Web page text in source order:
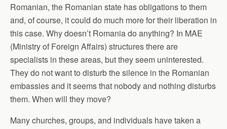
Romanian, the Romanian state has obligations to them
and, of course, it could do much more for their liberation in
this case. Why doesn’t Romania do anything? In MAE
(Ministry of Foreign Affairs) structures there are
specialists in these areas, but they seem uninterested.
They do not want to disturb the silence in the Romanian
embassies and it seems that nobody and nothing disturbs
them. When will they move?
Many churches, groups, and individuals have taken a